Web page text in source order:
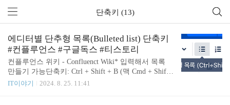
단축키 (13)
에디터별 단추형 목록(Bulleted list) 단축키
#컨플루언스 #구글독스 #티스토리
컨플루언스 위키 - Confluenct Wiki* 입력해서 목록
만들기 가능단축키: Ctrl + Shift + B (맥 Cmd + Shift
+ B)Bullet의 첫 글자인 B를 따서 단축키를 만든 것으
IT이야기 2024. 8. 25. 11:41